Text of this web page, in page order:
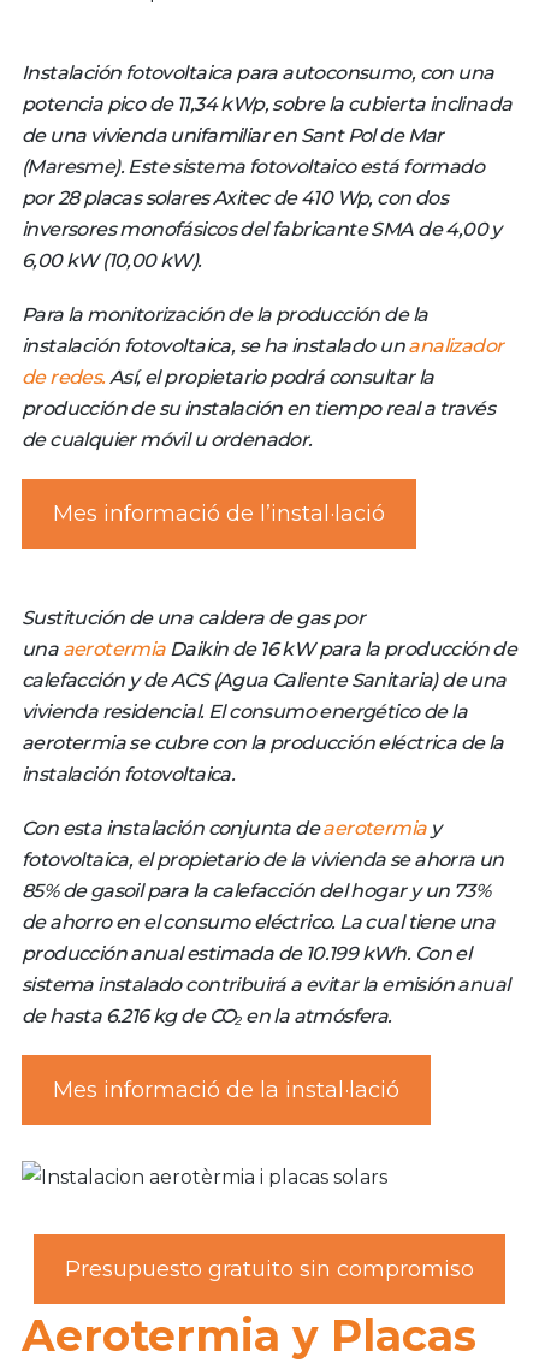
Instalación fotovoltaica para autoconsumo, con una
potencia pico de 11,34 kWp, sobre la cubierta inclinada
de una vivienda unifamiliar en Sant Pol de Mar
(Maresme). Este sistema fotovoltaico está formado
por 28 placas solares Axitec de 410 Wp, con dos
inversores monofásicos del fabricante SMA de 4,00 y
6,00 kW (10,00 kW).
Para la monitorización de la producción de la
instalación fotovoltaica, se ha instalado unanalizador
de redes. Así, el propietario podrá consultar la
producción de su instalación en tiempo real a través
de cualquier móvil u ordenador.
Mes informació de l’instal·lació
Sustitución de una caldera de gas por
una aerotermia Daikin de 16 kW para la producción de
calefacción y de ACS (Agua Caliente Sanitaria) de una
vivienda residencial. El consumo energético de la
aerotermia se cubre con la producción eléctrica de la
instalación fotovoltaica.
Con esta instalación conjunta deaerotermia y
fotovoltaica, el propietario de la vivienda se ahorra un
85% de gasoil para la calefacción del hogar y un 73%
de ahorro en el consumo eléctrico. La cual tiene una
producción anual estimada de 10.199 kWh. Con el
sistema instalado contribuirá a evitar la emisión anual
de hasta 6.216 kg de CO₂ en la atmósfera.
Mes informació de la instal·lació
Presupuesto gratuito sin compromiso
Aerotermia y Placas